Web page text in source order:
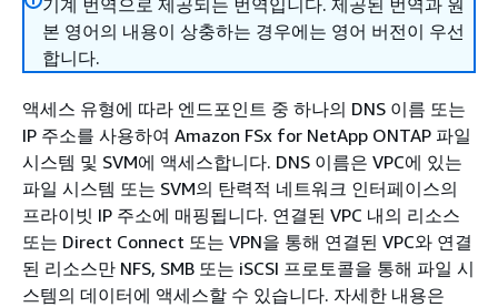
기계 번역으로 제공되는 번역입니다. 제공된 번역과 원
본 영어의 내용이 상충하는 경우에는 영어 버전이 우선
합니다.
액세스 유형에 따라 엔드포인트 중 하나의 DNS 이름 또는
IP 주소를 사용하여 Amazon FSx for NetApp ONTAP 파일
시스템 및 SVM에 액세스합니다. DNS 이름은 VPC에 있는
파일 시스템 또는 SVM의 탄력적 네트워크 인터페이스의
프라이빗 IP 주소에 매핑됩니다. 연결된 VPC 내의 리소스
또는 Direct Connect 또는 VPN을 통해 연결된 VPC와 연결
된 리소스만 NFS, SMB 또는 iSCSI 프로토콜을 통해 파일 시
스템의 데이터에 액세스할 수 있습니다. 자세한 내용은